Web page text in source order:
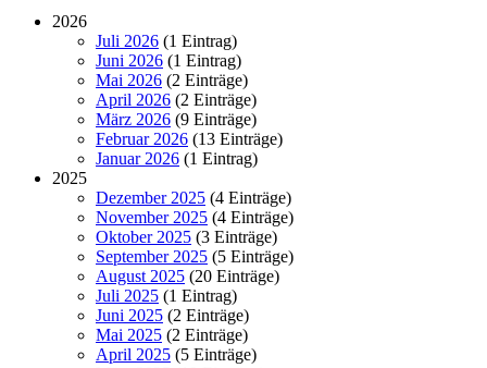
2026
Juli 2026 (1 Eintrag)
Juni 2026 (1 Eintrag)
Mai 2026 (2 Einträge)
April 2026 (2 Einträge)
März 2026 (9 Einträge)
Februar 2026 (13 Einträge)
Januar 2026 (1 Eintrag)
2025
Dezember 2025 (4 Einträge)
November 2025 (4 Einträge)
Oktober 2025 (3 Einträge)
September 2025 (5 Einträge)
August 2025 (20 Einträge)
Juli 2025 (1 Eintrag)
Juni 2025 (2 Einträge)
Mai 2025 (2 Einträge)
April 2025 (5 Einträge)